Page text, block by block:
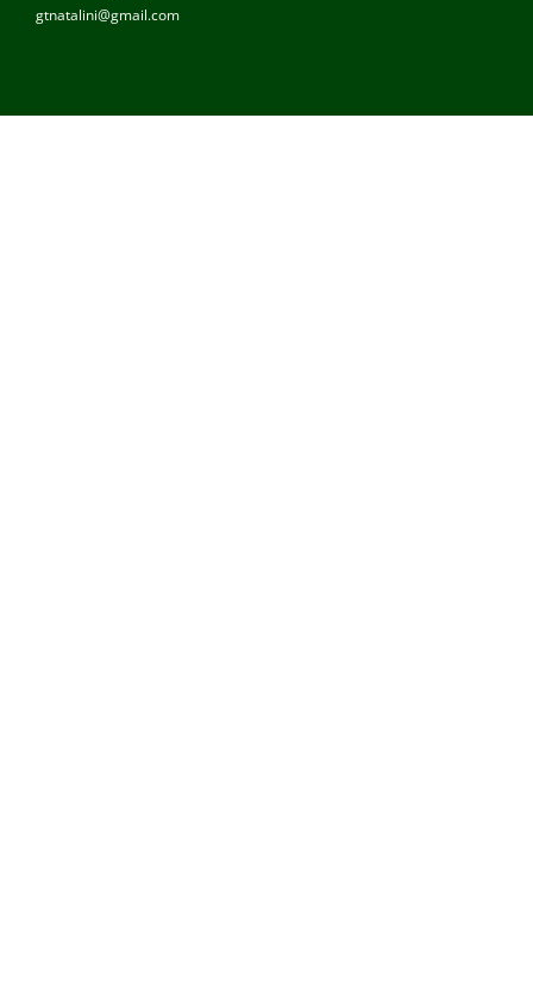
gtnatalini@gmail.com